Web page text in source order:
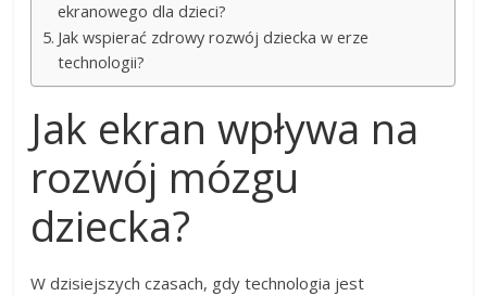
ekranowego dla dzieci?
Jak wspierać zdrowy rozwój dziecka w erze
technologii?
Jak ekran wpływa na
rozwój mózgu
dziecka?
W dzisiejszych czasach, gdy technologia jest